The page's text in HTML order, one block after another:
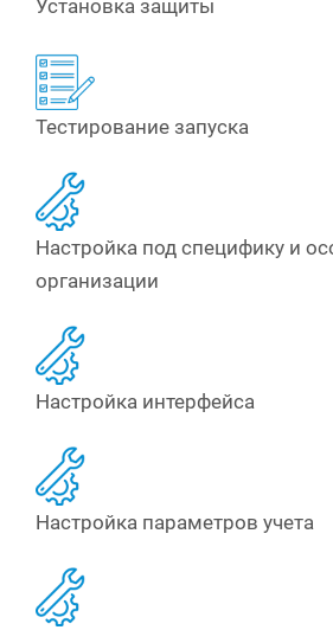
Установка защиты
Тестирование запуска
Настройка под специфику и
организации
Настройка интерфейса
Настройка параметров учета